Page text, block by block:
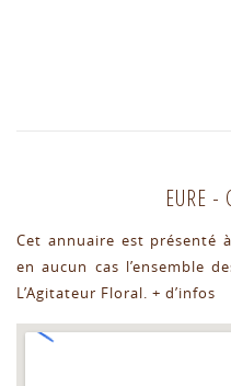
EURE -
Cet annuaire est présenté
en aucun cas l’ensemble
L’Agitateur Floral. + d’infos